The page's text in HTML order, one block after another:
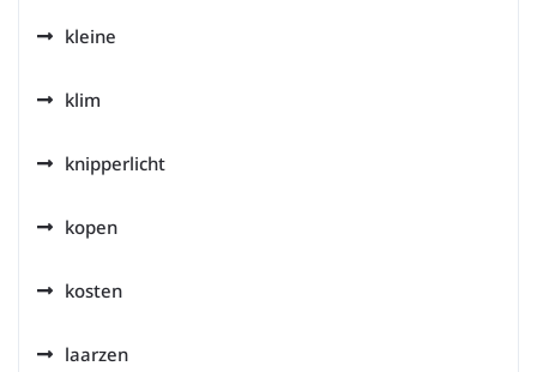
kleine
klim
knipperlicht
kopen
kosten
laarzen